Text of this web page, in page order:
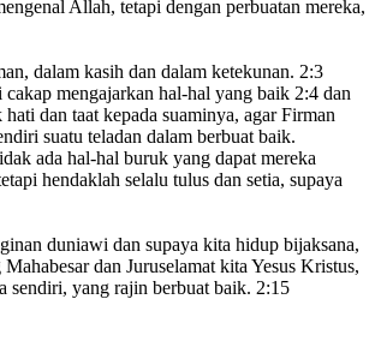
Allah, tetapi dengan perbuatan mereka,
dalam kasih dan dalam ketekunan. 2:3
cakap mengajarkan hal-hal yang baik 2:4 dan
hati dan taat kepada suaminya, agar Firman
suatu teladan dalam berbuat baik.
ada hal-hal buruk yang dapat mereka
hendaklah selalu tulus dan setia, supaya
duniawi dan supaya kita hidup bijaksana,
dan Juruselamat kita Yesus Kristus,
sendiri, yang rajin berbuat baik. 2:15